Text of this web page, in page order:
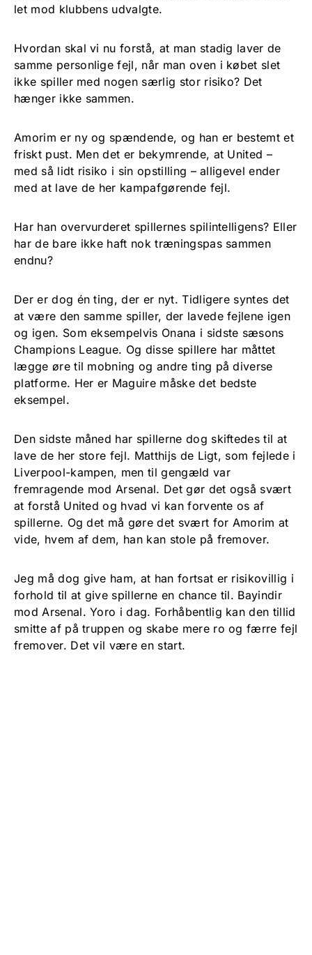
let mod klubbens udvalgte.
Hvordan skal vi nu forstå, at man stadig laver de
samme personlige fejl, når man oven i købet slet
ikke spiller med nogen særlig stor risiko? Det
hænger ikke sammen.
Amorim er ny og spændende, og han er bestemt et
friskt pust. Men det er bekymrende, at United –
med så lidt risiko i sin opstilling – alligevel ender
med at lave de her kampafgørende fejl.
Har han overvurderet spillernes spilintelligens? Eller
har de bare ikke haft nok træningspas sammen
endnu?
Der er dog én ting, der er nyt. Tidligere syntes det
at være den samme spiller, der lavede fejlene igen
og igen. Som eksempelvis Onana i sidste sæsons
Champions League. Og disse spillere har måttet
lægge øre til mobning og andre ting på diverse
platforme. Her er Maguire måske det bedste
eksempel.
Den sidste måned har spillerne dog skiftedes til at
lave de her store fejl. Matthijs de Ligt, som fejlede i
Liverpool-kampen, men til gengæld var
fremragende mod Arsenal. Det gør det også svært
at forstå United og hvad vi kan forvente os af
spillerne. Og det må gøre det svært for Amorim at
vide, hvem af dem, han kan stole på fremover.
Jeg må dog give ham, at han fortsat er risikovillig i
forhold til at give spillerne en chance til. Bayindir
mod Arsenal. Yoro i dag. Forhåbentlig kan den tillid
smitte af på truppen og skabe mere ro og færre fejl
fremover. Det vil være en start.